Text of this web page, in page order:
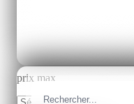
Tous les modèles
prix max